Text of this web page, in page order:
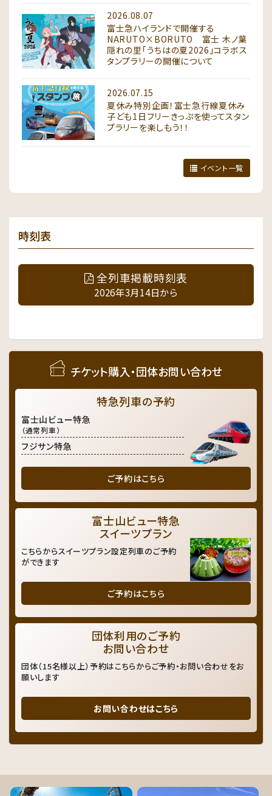
2026.08.07
富士急ハイランドで開催する
NARUTO×BORUTO 富士 木ノ葉
隠れの里「うちはの夏2026」コラボス
タンプラリーの開催について
2026.07.15
夏休み特別企画！富士急行線夏休み
子ども1日フリーきっぷを使ってスタン
プラリーを楽しもう！！
イベント一覧
時刻表
全列車掲載時刻表
2026年3月14日から
チケット購入・団体お問い合わせ
特急列車の予約
富士山ビュー特急
（通常列車）
フジサン特急
ご予約はこちら
富士山ビュー特急
スイーツプラン
こちらからスイーツプラン設定列車のご予約
ができます
ご予約はこちら
団体利用のご予約
お問い合わせ
団体（15名様以上）予約はこちらからご予約・お問い合わせをお
願いします
お問い合わせはこちら